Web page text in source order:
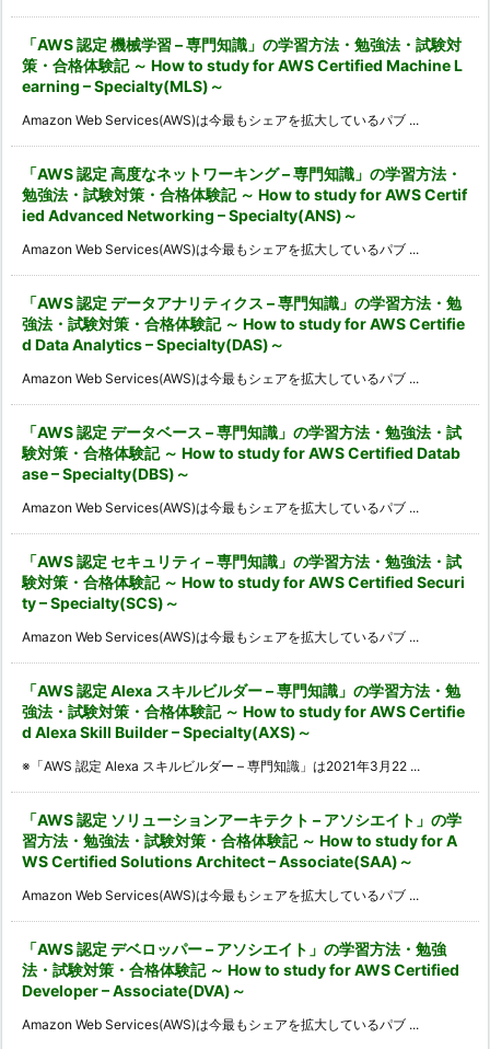
「AWS 認定 機械学習 – 専門知識」の学習方法・勉強法・試験対
策・合格体験記 ～ How to study for AWS Certified Machine L
earning – Specialty(MLS)～
Amazon Web Services(AWS)は今最もシェアを拡大しているパブ ...
「AWS 認定 高度なネットワーキング – 専門知識」の学習方法・
勉強法・試験対策・合格体験記 ～ How to study for AWS Certif
ied Advanced Networking – Specialty(ANS)～
Amazon Web Services(AWS)は今最もシェアを拡大しているパブ ...
「AWS 認定 データアナリティクス – 専門知識」の学習方法・勉
強法・試験対策・合格体験記 ～ How to study for AWS Certifie
d Data Analytics – Specialty(DAS)～
Amazon Web Services(AWS)は今最もシェアを拡大しているパブ ...
「AWS 認定 データベース – 専門知識」の学習方法・勉強法・試
験対策・合格体験記 ～ How to study for AWS Certified Datab
ase – Specialty(DBS)～
Amazon Web Services(AWS)は今最もシェアを拡大しているパブ ...
「AWS 認定 セキュリティ – 専門知識」の学習方法・勉強法・試
験対策・合格体験記 ～ How to study for AWS Certified Securi
ty – Specialty(SCS)～
Amazon Web Services(AWS)は今最もシェアを拡大しているパブ ...
「AWS 認定 Alexa スキルビルダー – 専門知識」の学習方法・勉
強法・試験対策・合格体験記 ～ How to study for AWS Certifie
d Alexa Skill Builder – Specialty(AXS)～
※「AWS 認定 Alexa スキルビルダー – 専門知識」は2021年3月22 ...
「AWS 認定 ソリューションアーキテクト – アソシエイト」の学
習方法・勉強法・試験対策・合格体験記 ～ How to study for A
WS Certified Solutions Architect – Associate(SAA)～
Amazon Web Services(AWS)は今最もシェアを拡大しているパブ ...
「AWS 認定 デベロッパー – アソシエイト」の学習方法・勉強
法・試験対策・合格体験記 ～ How to study for AWS Certified
Developer – Associate(DVA)～
Amazon Web Services(AWS)は今最もシェアを拡大しているパブ ...